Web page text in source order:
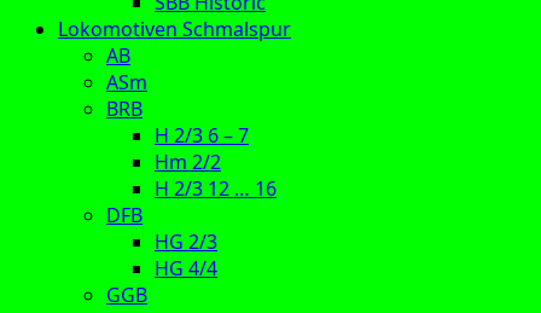
Lokomotiven Schmalspur
AB
ASm
BRB
H 2/3 6 – 7
Hm 2/2
H 2/3 12 … 16
DFB
HG 2/3
HG 4/4
GGB